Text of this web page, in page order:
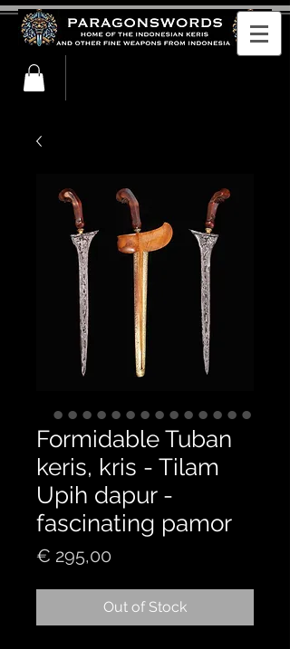
Formidable Tuban
keris, kris - Tilam
Upih dapur -
fascinating pamor
€ 295,00
Out of Stock